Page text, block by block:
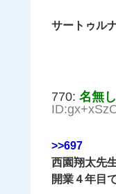
サートゥル
770: 名無
>>697
西園翔太先
開業４年目